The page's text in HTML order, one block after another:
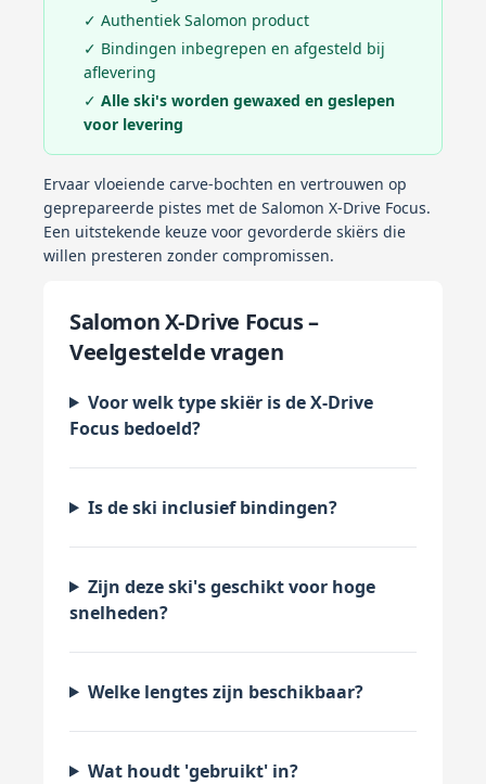
✓ Authentiek Salomon product
✓ Bindingen inbegrepen en afgesteld bij
aflevering
✓ Alle ski's worden gewaxed en geslepen
voor levering
Ervaar vloeiende carve-bochten en vertrouwen op
geprepareerde pistes met de Salomon X-Drive Focus.
Een uitstekende keuze voor gevorderde skiërs die
willen presteren zonder compromissen.
Salomon X-Drive Focus –
Veelgestelde vragen
Voor welk type skiër is de X-Drive
Focus bedoeld?
Is de ski inclusief bindingen?
Zijn deze ski's geschikt voor hoge
snelheden?
Welke lengtes zijn beschikbaar?
Wat houdt 'gebruikt' in?